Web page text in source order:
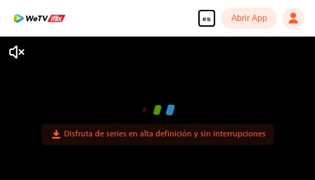
es Abrir App
Disfruta de series en alta definición y sin interrupciones